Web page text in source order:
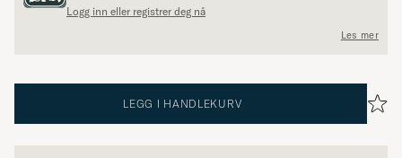
Logg inn eller registrer deg nå
Les mer
LEGG I HANDLEKURV